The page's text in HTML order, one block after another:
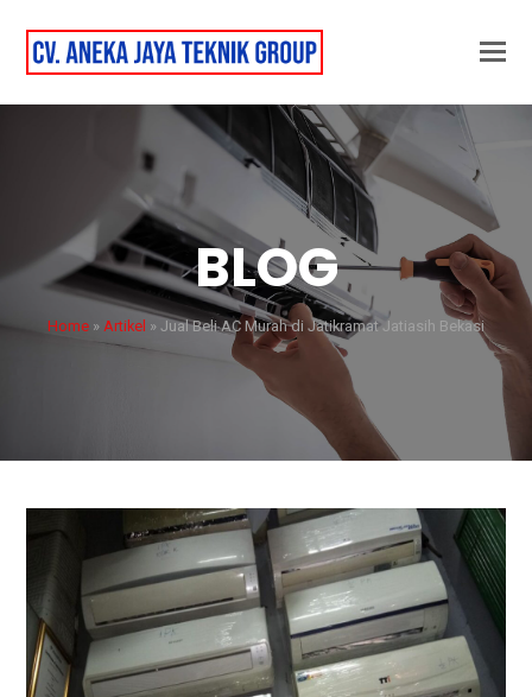
BLOG
Home » Artikel » Jual Beli AC Murah di Jatikramat Jatiasih Bekasi